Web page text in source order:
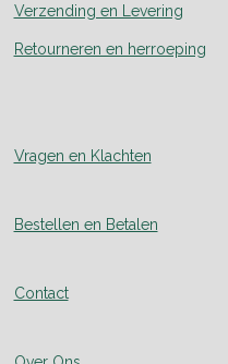
Verzending en Levering
Retourneren en herroeping
Vragen en Klachten
Bestellen en Betalen
Contact